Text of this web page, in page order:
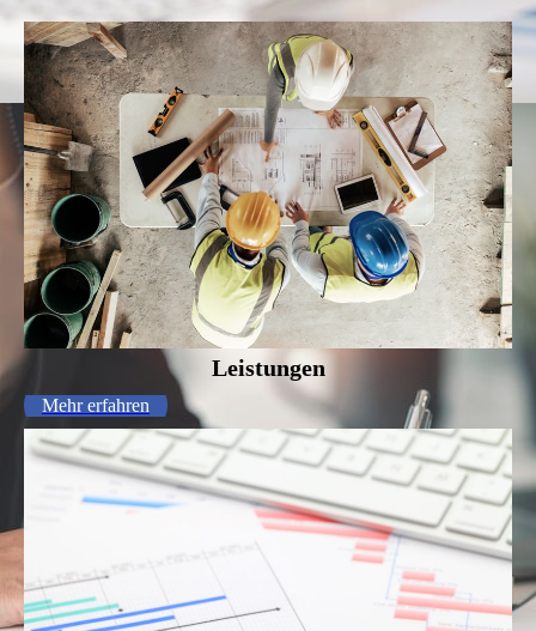
Leistungen
Mehr erfahren